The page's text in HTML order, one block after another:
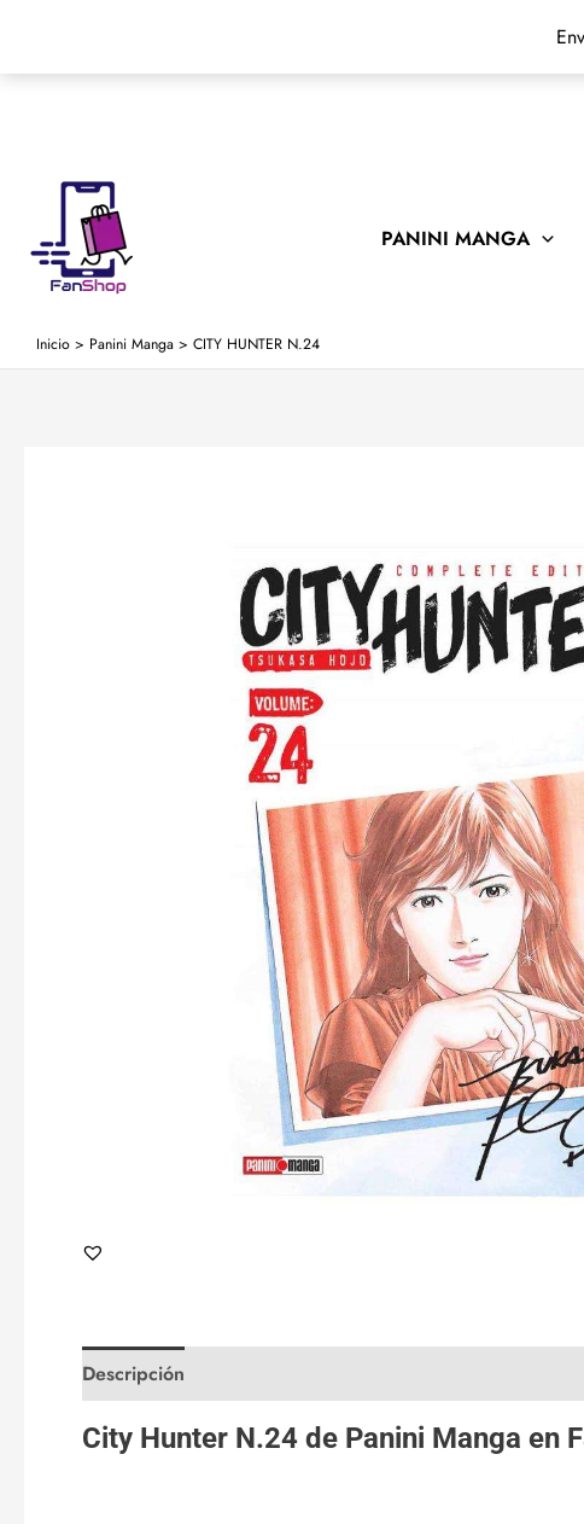
PANINI MANGA
Inicio > Panini Manga > CITY HUNTER N.24
Descripción
City Hunter N.24 de Panini Manga en